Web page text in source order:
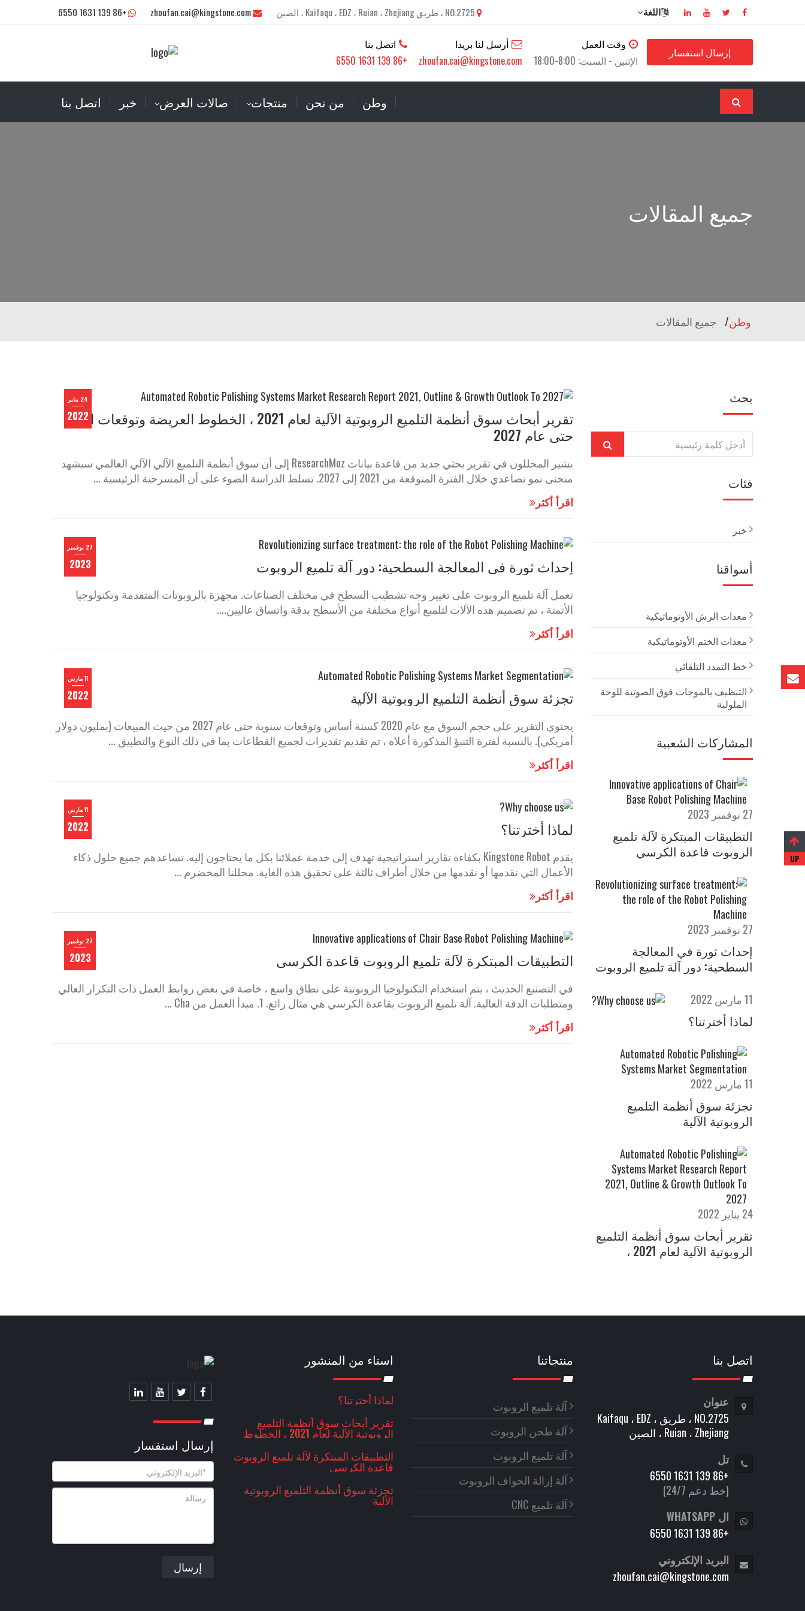
NO.2725 ، طريق Kaifaqu ، EDZ ، Ruian ، Zhejiang ، الصين zhoufan.cai@kingstone.com
+86 139 1631 6550 اللغة
اتصل بنا
+86 139 1631 6550
أرسل لنا بريدا
zhoufan.cai@kingstone.com
وقت العمل
الإثنين - السبت: 8:00-18:00
إرسال استفسار
وطن من نحن منتجات صالات العرض خبر اتصل بنا
جميع المقالات
وطن جميع المقالات
تقرير أبحاث سوق أنظمة التلميع الروبوتية الآلية لعام 2021 ، الخطوط العريضة وتوقعات النمو
حتى عام 2027
24 يناير
2022
يشير المحللون في تقرير بحثي جديد من قاعدة بيانات ResearchMoz إلى أن سوق أنظمة التلميع الآلي الآلي العالمي سيشهد
منحنى نمو تصاعدي خلال الفترة المتوقعة من 2021 إلى 2027. تسلط الدراسة الضوء على أن المسرحية الرئيسية ...
اقرأ أكثر
إحداث ثورة في المعالجة السطحية: دور آلة تلميع الروبوت
27 نوفمبر
2023
تعمل آلة تلميع الروبوت على تغيير وجه تشطيب السطح في مختلف الصناعات. مجهزة بالروبوتات المتقدمة وتكنولوجيا
الأتمتة ، تم تصميم هذه الآلات لتلميع أنواع مختلفة من الأسطح بدقة واتساق عاليين....
اقرأ أكثر
تجزئة سوق أنظمة التلميع الروبوتية الآلية
11 مارس
2022
يحتوي التقرير على حجم السوق مع عام 2020 كسنة أساس وتوقعات سنوية حتى عام 2027 من حيث المبيعات (بمليون دولار
أمريكي). بالنسبة لفترة التنبؤ المذكورة أعلاه ، تم تقديم تقديرات لجميع القطاعات بما في ذلك النوع والتطبيق ...
اقرأ أكثر
لماذا أخترتنا؟
11 مارس
2022
يقدم Kingstone Robot بكفاءة تقارير استراتيجية تهدف إلى خدمة عملائنا بكل ما يحتاجون إليه. تساعدهم جميع حلول ذكاء
الأعمال التي نقدمها أو نقدمها من خلال أطراف ثالثة على تحقيق هذه الغاية. محللنا المخضرم ...
اقرأ أكثر
التطبيقات المبتكرة لآلة تلميع الروبوت قاعدة الكرسي
27 نوفمبر
2023
في التصنيع الحديث ، يتم استخدام التكنولوجيا الروبوتية على نطاق واسع ، خاصة في بعض روابط العمل ذات التكرار العالي
ومتطلبات الدقة العالية. آلة تلميع الروبوت بقاعدة الكرسي هي مثال رائع. 1. مبدأ العمل من Cha ...
اقرأ أكثر
بحث
فئات
خبر
أسواقنا
معدات الرش الأوتوماتيكية
معدات الختم الأوتوماتيكية
خط التمدد التلقائي
التنظيف بالموجات فوق الصوتية للوحة
الملولبة
المشاركات الشعبية
27 نوفمبر 2023
التطبيقات المبتكرة لآلة تلميع
الروبوت قاعدة الكرسي
27 نوفمبر 2023
إحداث ثورة في المعالجة
السطحية: دور آلة تلميع الروبوت
11 مارس 2022
لماذا أخترتنا؟
11 مارس 2022
تجزئة سوق أنظمة التلميع
الروبوتية الآلية
24 يناير 2022
تقرير أبحاث سوق أنظمة التلميع
الروبوتية الآلية لعام 2021 ،
إرسال استفسار
إرسال
استاء من المنشور
لماذا أخترتنا؟
تقرير أبحاث سوق أنظمة التلميع
الروبوتية الآلية لعام 2021 ، الخطوط
العريضة وتوقعات النمو حتى عام 2027
التطبيقات المبتكرة لآلة تلميع الروبوت
قاعدة الكرسي
تجزئة سوق أنظمة التلميع الروبوتية
الآلية
منتجاتنا
آلة تلميع الروبوت
آلة طحن الروبوت
آلة تلميع الروبوت
آلة إزالة الحواف الروبوت
آلة تلميع CNC
اتصل بنا
عنوان
NO.2725 ، طريق Kaifaqu ، EDZ ،
Ruian ، Zhejiang ، الصين
تل
+86 139 1631 6550
(خط دعم 24/7)
ال WHATSAPP
+86 139 1631 6550
البريد الإلكتروني
zhoufan.cai@kingstone.com